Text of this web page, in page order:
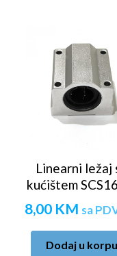
Linearni ležaj
kućištem
8,00 KM sa
Dodaj u korpu